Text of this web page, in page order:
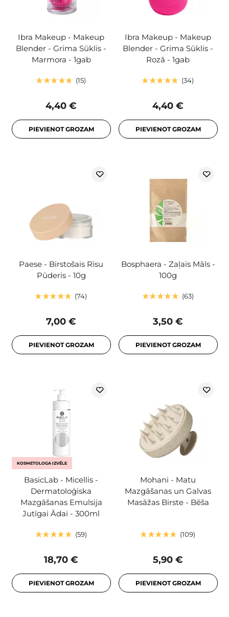
Ibra Makeup - Makeup
Blender - Grima Sūklis -
Marmora - 1gab
15
4,40 €
PIEVIENOT GROZAM
Ibra Makeup - Makeup
Blender - Grima Sūklis -
Rozā - 1gab
34
4,40 €
PIEVIENOT GROZAM
Paese - Birstošais Rīsu
Pūderis - 10g
74
7,00 €
PIEVIENOT GROZAM
Bosphaera - Zaļais Māls -
100g
63
3,50 €
PIEVIENOT GROZAM
KOSMETOLOGA IZVĒLE
BasicLab - Micellis -
Dermatoloģiska
Mazgāšanas Emulsija
Jutīgai Ādai - 300ml
59
18,70 €
PIEVIENOT GROZAM
Mohani - Matu
Mazgāšanas un Galvas
Masāžas Birste - Bēša
109
5,90 €
PIEVIENOT GROZAM